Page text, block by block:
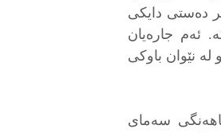
دەستی دایکی
ئەم جارەیان
نێوان باوکی
سەمای